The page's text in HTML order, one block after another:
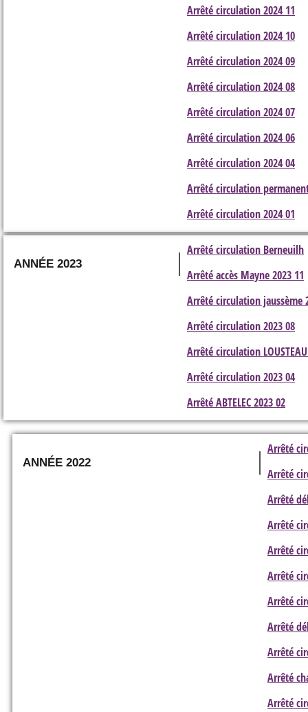
Arrêté circulation 2024 11
Arrêté circulation 2024 10
Arrêté circulation 2024 09
Arrêté circulation 2024 08
Arrêté circulation 2024 07
Arrêté circulation 2024 06
Arrêté circulation 2024 04
Arrêté circulation
Arrêté circulation 2024 01
ANNÉE 2023
Arrêté circulation Berneuilh
Arrêté accès Mayne 2023 11
Arrêté circulation jaussème
Arrêté circulation 2023 08
Arrêté circulation
Arrêté circulation 2023 04
Arrêté ABTELEC 2023 02
ANNÉE 2022
Arrêté
Arrêté
Arrêté
Arrêté
Arrêté
Arrêté
Arrêté
Arrêté
Arrêté
Arrêté
Arrêté